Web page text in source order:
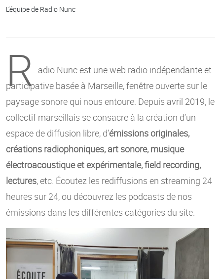
L’équipe de Radio Nunc
R adio Nunc est une web radio indépendante et
participative basée à Marseille, fenêtre ouverte sur le
paysage sonore qui nous entoure. Depuis avril 2019, le
collectif marseillais se consacre à la création d’un
espace de diffusion libre, d’émissions originales,
créations radiophoniques, art sonore, musique
électroacoustique et expérimentale, field recording,
lectures, etc. Écoutez les rediffusions en streaming 24
heures sur 24, ou découvrez les podcasts de nos
émissions dans les différentes catégories du site.